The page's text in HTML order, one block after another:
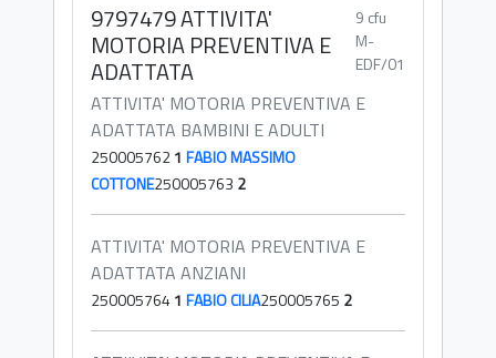
9797479 ATTIVITA'
MOTORIA PREVENTIVA E
ADATTATA
9 cfu
M-
EDF/01
ATTIVITA' MOTORIA PREVENTIVA E
ADATTATA BAMBINI E ADULTI
2500057621 FABIO MASSIMO
COTTONE250005763 2
ATTIVITA' MOTORIA PREVENTIVA E
ADATTATA ANZIANI
2500057641 FABIO CILIA250005765 2